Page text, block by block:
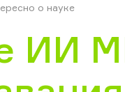
о науке
ИИ